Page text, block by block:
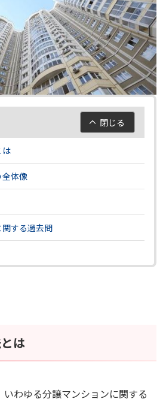
閉じる
は
体像
する過去問
は
わゆる分譲マンションに関する